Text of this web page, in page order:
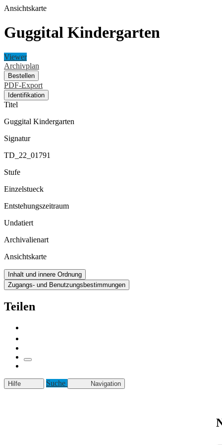
Ansichtskarte
Guggital Kindergarten
Viewer
Archivplan
Bestellen
PDF-Export
Identifikation
Titel
Guggital Kindergarten
Signatur
TD_22_01791
Stufe
Einzelstueck
Entstehungszeitraum
Undatiert
Archivalienart
Ansichtskarte
Inhalt und innere Ordnung
Zugangs- und Benutzungsbestimmungen
Teilen
Hilfe Suche Navigation